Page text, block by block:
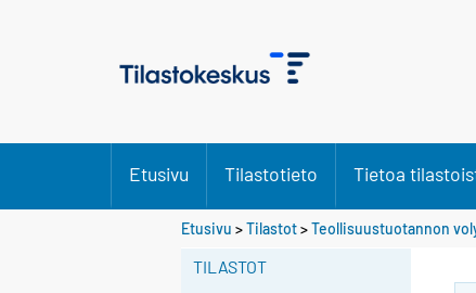
Etusivu Tilastotieto Tietoa
Etusivu >Tilastot>Teollisuustuotannon
TILASTOT